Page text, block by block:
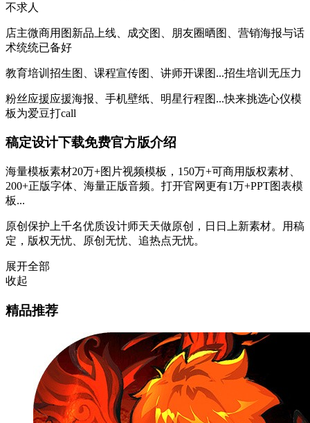
不求人
店主微商用图新品上线、成交图、朋友圈晒图、营销海报与话
术统统已备好
教育培训招生图、课程宣传图、讲师开课图...招生培训无压力
粉丝应援应援海报、手机壁纸、明星行程图...快来挑选心仪模
板为爱豆打call
稿定设计下载免费官方版介绍
海量模板素材20万+图片视频模板，150万+可商用版权素材、
200+正版字体、海量正版音频。打开官网更有1万+PPT图表模
板...
原创保护上千名优质设计师天天做原创，日日上新素材。用稿
定，版权无忧、原创无忧、追热点无忧。
展开全部
收起
精品推荐